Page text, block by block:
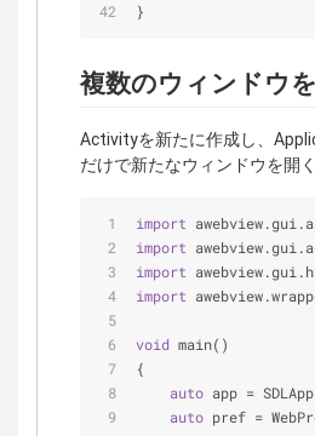
}
複数のウィンドウ
Activityを新たに作成し、
だけで新たなウィンドウを開
import
import
import
import
void main()
{
auto app =
auto pref =